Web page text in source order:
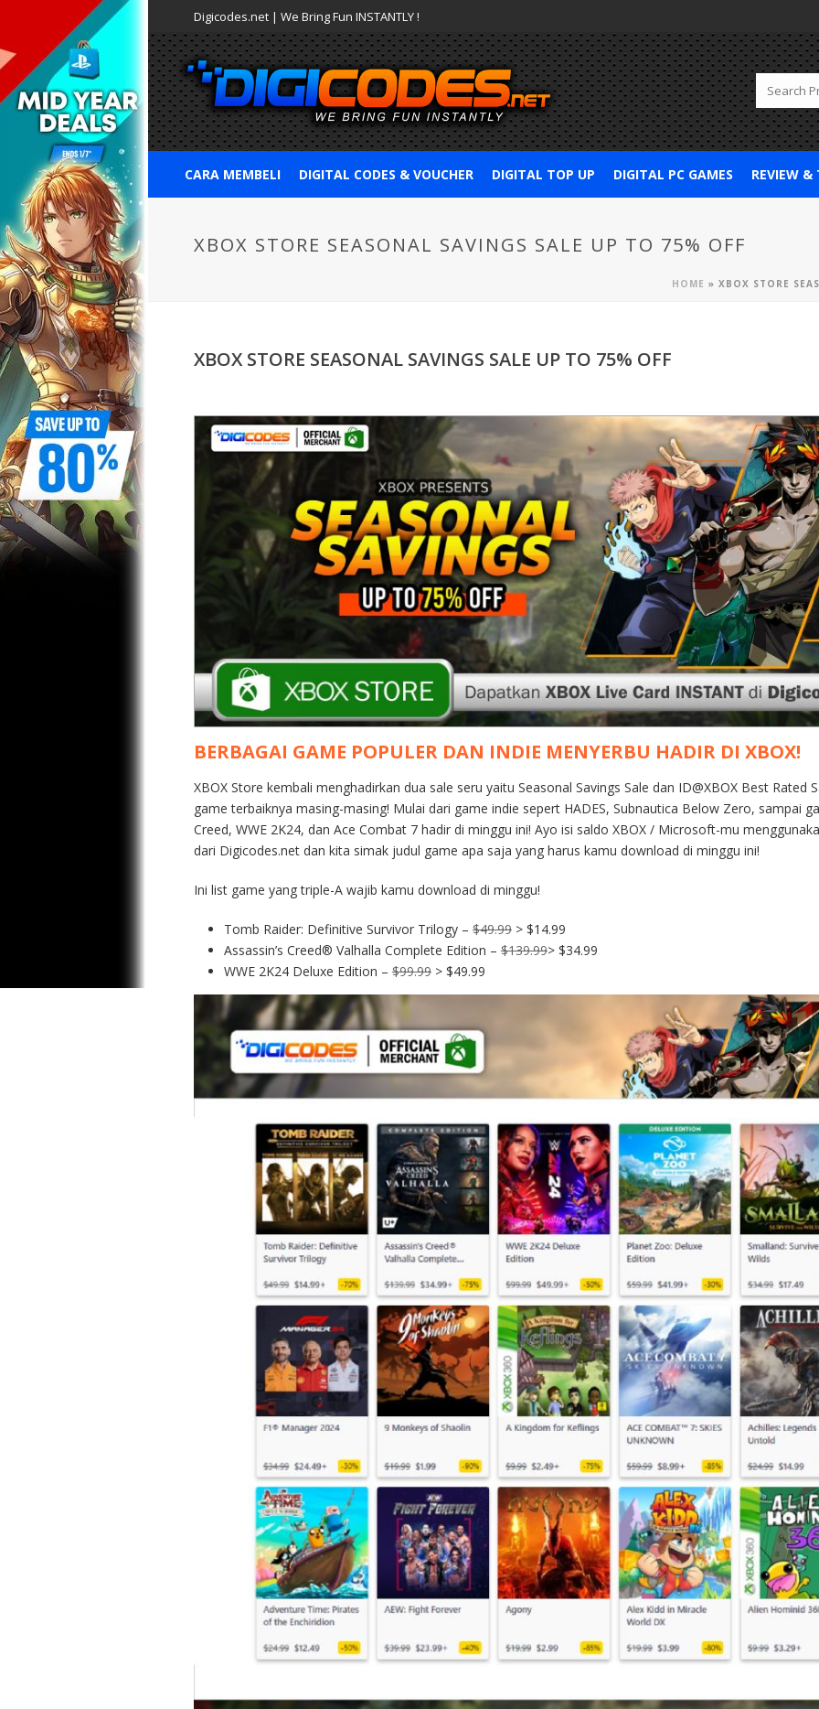
Digicodes.net | We Bring Fun INSTANTLY !
CARA MEMBELI DIGITAL CODES & VOUCHER DIGITAL TOP UP DIGITAL PC GAMES REVIEW
XBOX STORE SEASONAL SAVINGS SALE UP TO 75% OFF
HOME » XBOX STORE
XBOX STORE SEASONAL SAVINGS SALE UP TO 75% OFF
BERBAGAI GAME POPULER DAN INDIE MENYERBU HADIR DI XBOX!
XBOX Store kembali menghadirkan dua sale seru yaitu Seasonal Savings Sale dan ID@XBOX Best Rated
game terbaiknya masing-masing! Mulai dari game indie sepert HADES, Subnautica Below Zero, sampai
Creed, WWE 2K24, dan Ace Combat 7 hadir di minggu ini! Ayo isi saldo XBOX / Microsoft-mu
dari Digicodes.net dan kita simak judul game apa saja yang harus kamu download di minggu ini!
Ini list game yang triple-A wajib kamu download di minggu!
Tomb Raider: Definitive Survivor Trilogy – $49.99> $14.99
Assassin’s Creed® Valhalla Complete Edition – $139.99> $34.99
WWE 2K24 Deluxe Edition – $99.99> $49.99